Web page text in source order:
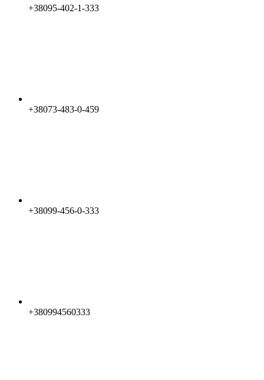
+38095-402-1-333
+38073-483-0-459
+38099-456-0-333
+380994560333